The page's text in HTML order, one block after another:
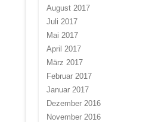
August 2017
Juli 2017
Mai 2017
April 2017
März 2017
Februar 2017
Januar 2017
Dezember 2016
November 2016